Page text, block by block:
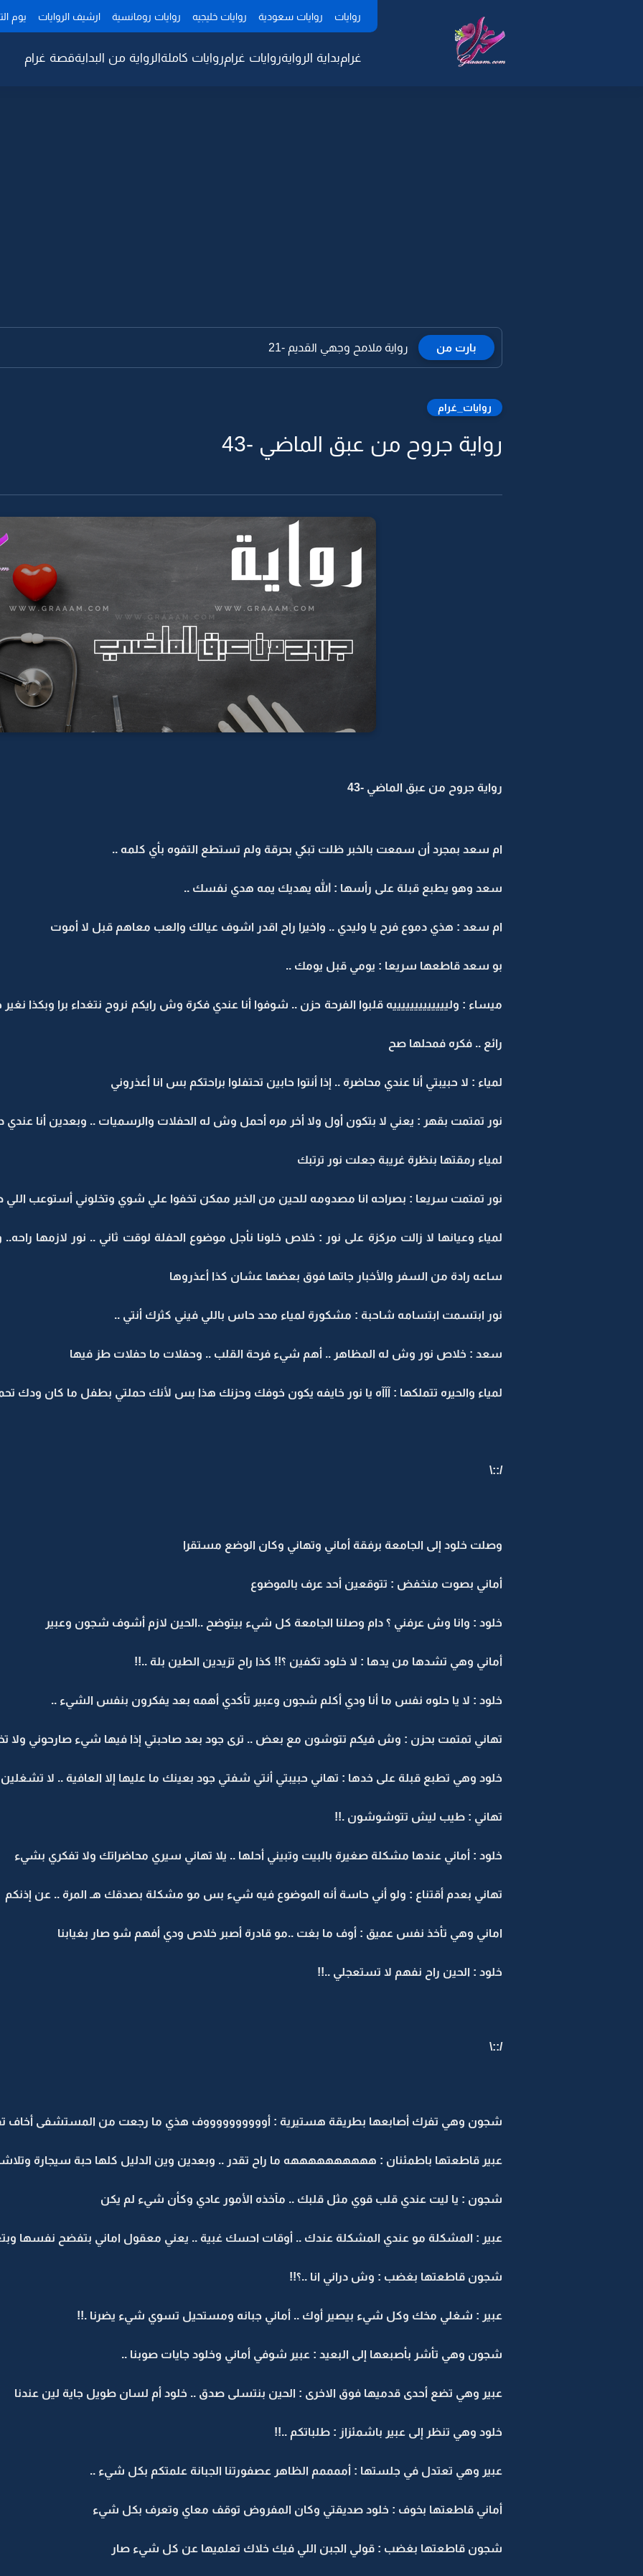
روايات روايات سعودية روايات خليجيه روايات رومانسية ارشيف الروايات يوم
غرامبداية الروايةروايات غرامروايات كاملةالرواية من البدايةقصة غرام
بارت من رواية ملامح وجهي القديم -21
روايات_غرام
رواية جروح من عبق الماضي -43
رواية جروح من عبق الماضي -43
ام سعد بمجرد أن سمعت بالخبر ظلت تبكي بحرقة ولم تستطع التفوه بأي كلمه ..
سعد وهو يطبع قبلة على رأسها : الله يهديك يمه هدي نفسك ..
ام سعد : هذي دموع فرح يا وليدي .. واخيرا راح اقدر اشوف عيالك والعب معاهم قبل لا أموت
بو سعد قاطعها سريعا : يومي قبل يومك ..
ميساء : وليييييييييييييه قلبوا الفرحة حزن .. شوفوا أنا عندي فكرة وش رايكم نروح نتغداء برا وبكذا
رائع .. فكره فمحلها صح
لمياء : لا حبيبتي أنا عندي محاضرة .. إذا أنتوا حابين تحتفلوا براحتكم بس انا أعذروني
نور تمتمت بقهر : يعني لا بتكون أول ولا أخر مره أحمل وش له الحفلات والرسميات .. وبعدين أنا عندي
لمياء رمقتها بنظرة غريبة جعلت نور ترتبك
نور تمتمت سريعا : بصراحه انا مصدومه للحين من الخبر ممكن تخفوا علي شوي وتخلوني أستوعب اللي
لمياء وعيانها لا زالت مركزة على نور : خلاص خلونا نأجل موضوع الحفلة لوقت ثاني .. نور لازمها
ساعه رادة من السفر والأخبار جاتها فوق بعضها عشان كذا أعذروها
نور ابتسمت ابتسامه شاحبة : مشكورة لمياء محد حاس باللي فيني كثرك أنتي ..
سعد : خلاص نور وش له المظاهر .. أهم شيء فرحة القلب .. وحفلات ما حفلات طز فيها
لمياء والحيره تتملكها : آآآه يا نور خايفه يكون خوفك وحزنك هذا بس لأنك حملتي بطفل ما كان ودك
/::\
وصلت خلود إلى الجامعة برفقة أماني وتهاني وكان الوضع مستقرا
أماني بصوت منخفض : تتوقعين أحد عرف بالموضوع
خلود : وانا وش عرفني ؟ دام وصلنا الجامعة كل شيء بيتوضح ..الحين لازم أشوف شجون وعبير
أماني وهي تشدها من يدها : لا خلود تكفين ؟!! كذا راح تزيدين الطين بلة ..!!
خلود : لا يا حلوه نفس ما أنا ودي أكلم شجون وعبير تأكدي أهمه بعد يفكرون بنفس الشيء ..
تهاني تمتمت بحزن : وش فيكم تتوشون مع بعض .. ترى جود بعد صاحبتي إذا فيها شيء صارحوني ولا
خلود وهي تطبع قبلة على خدها : تهاني حبيبتي أنتي شفتي جود بعينك ما عليها إلا العافية .. لا
تهاني : طيب ليش تتوشوشون .!!
خلود : أماني عندها مشكلة صغيرة بالبيت وتبيني أحلها .. يلا تهاني سيري محاضراتك ولا تفكري بشيء
تهاني بعدم أقتناع : ولو أني حاسة أنه الموضوع فيه شيء بس مو مشكلة بصدقك هـ المرة .. عن إذنكم
اماني وهي تأخذ نفس عميق : أوف ما بغت ..مو قادرة أصبر خلاص ودي أفهم شو صار بغيابنا
خلود : الحين راح نفهم لا تستعجلي ..!!
/::\
شجون وهي تفرك أصابعها بطريقة هستيرية : أووووووووووف هذي ما رجعت من المستشفى أخاف
عبير قاطعتها باطمئنان : ههههههههههه ما راح تقدر .. وبعدين وين الدليل كلها حبة سيجارة
شجون : يا ليت عندي قلب قوي مثل قلبك .. مآخذه الأمور عادي وكأن شيء لم يكن
عبير : المشكلة مو عندي المشكلة عندك .. أوقات احسك غبية .. يعني معقول اماني بتفضح نفسها
شجون قاطعتها بغضب : وش دراني انا ..؟!!
عبير : شغلي مخك وكل شيء بيصير أوك .. أماني جبانه ومستحيل تسوي شيء يضرنا .!!
شجون وهي تأشر بأصبعها إلى البعيد : عبير شوفي أماني وخلود جايات صوبنا ..
عبير وهي تضع أحدى قدميها فوق الاخرى : الحين بنتسلى صدق .. خلود أم لسان طويل جاية لين عندنا
خلود وهي تنظر إلى عبير باشمئزاز : طلباتكم ..!!
عبير وهي تعتدل في جلستها : أممممم الظاهر عصفورتنا الجبانة علمتكم بكل شيء ..
أماني قاطعتها بخوف : خلود صديقتي وكان المفروض توقف معاي وتعرف بكل شيء
شجون قاطعتها بغضب : قولي الجبن اللي فيك خلاك تعلميها عن كل شيء صار